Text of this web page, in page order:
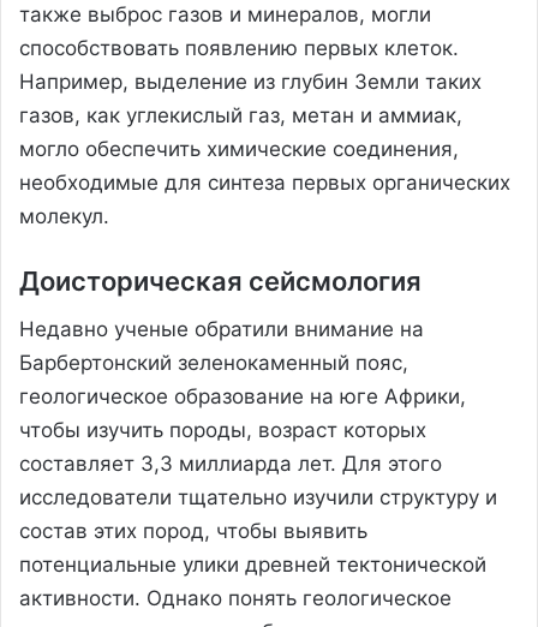
также выброс газов и минералов, могли
способствовать появлению первых клеток.
Например, выделение из глубин Земли таких
газов, как углекислый газ, метан и аммиак,
могло обеспечить химические соединения,
необходимые для синтеза первых органических
молекул.
Доисторическая сейсмология
Недавно ученые обратили внимание на
Барбертонский зеленокаменный пояс,
геологическое образование на юге Африки,
чтобы изучить породы, возраст которых
составляет 3,3 миллиарда лет. Для этого
исследователи тщательно изучили структуру и
состав этих пород, чтобы выявить
потенциальные улики древней тектонической
активности. Однако понять геологическое